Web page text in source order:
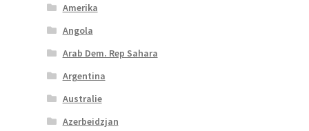
Amerika
Angola
Arab Dem. Rep Sahara
Argentina
Australie
Azerbeidzjan